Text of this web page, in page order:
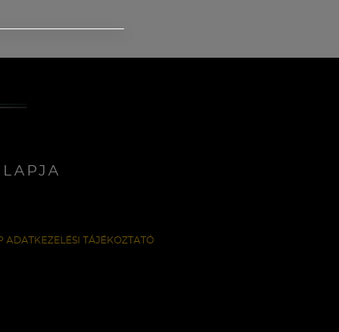
ADATKEZELÉSI TÁJÉKOZTATÓ